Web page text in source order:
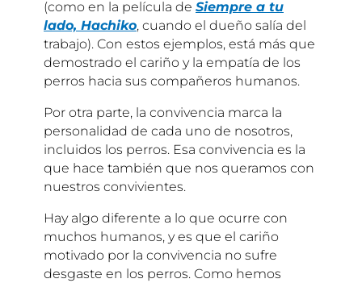
(como en la película de Siempre a tu
lado, Hachiko, cuando el dueño salía del
trabajo). Con estos ejemplos, está más que
demostrado el cariño y la empatía de los
perros hacia sus compañeros humanos.
Por otra parte, la convivencia marca la
personalidad de cada uno de nosotros,
incluidos los perros. Esa convivencia es la
que hace también que nos queramos con
nuestros convivientes.
Hay algo diferente a lo que ocurre con
muchos humanos, y es que el cariño
motivado por la convivencia no sufre
desgaste en los perros. Como hemos